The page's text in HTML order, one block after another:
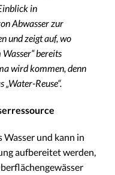
in
Abwasser zur
und zeigt auf, wo
bereits
wird kommen, denn
Reuse“.
Wasser und kann in
aufbereitet werden,